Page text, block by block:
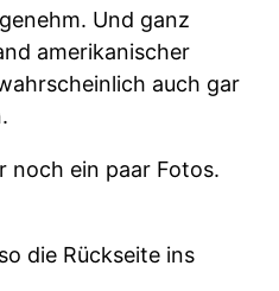
Und ganz
amerikanischer
auch gar
noch ein paar Fotos.
die Rückseite ins